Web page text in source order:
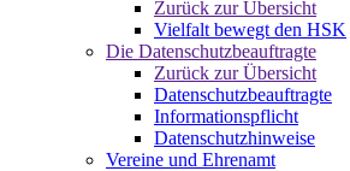
Zurück zur Übersicht
Vielfalt bewegt den HSK
Die Datenschutzbeauftragte
Zurück zur Übersicht
Datenschutzbeauftragte
Informationspflicht
Datenschutzhinweise
Vereine und Ehrenamt